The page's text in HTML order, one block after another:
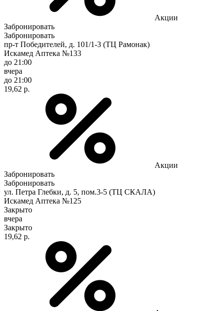
Акции
Забронировать
Забронировать
пр-т Победителей, д. 101/1-3 (ТЦ Рамонак)
Искамед Аптека №133
до 21:00
вчера
до 21:00
19,62 р.
Акции
Забронировать
Забронировать
ул. Петра Глебки, д. 5, пом.3-5 (ТЦ СКАЛА)
Искамед Аптека №125
Закрыто
вчера
Закрыто
19,62 р.